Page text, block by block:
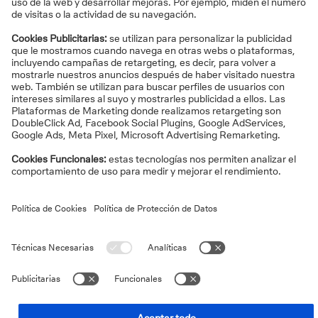
a
a
ñ
a
.
t
ñ
a
.
e
s
t
a
ñ
a
.
MiFID II
Documentación legal de inversión
Tablón de anuncios
Tarifas
Política de Protección de Datos
Cookies
Condiciones de uso
Accesibilidad
Por favor, tenga en cuenta los siguientesavisos y condiciones
Española Unipersonal. Paseo de la Castellana, 18 - 28046